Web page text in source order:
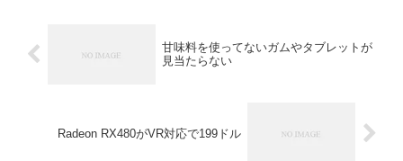
甘味料を使ってないガムやタブレットが
見当たらない
Radeon RX480がVR対応で199ドル